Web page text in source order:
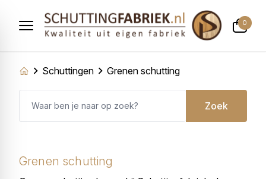
0
Schuttingen Grenen schutting
Zoek
Grenen schutting